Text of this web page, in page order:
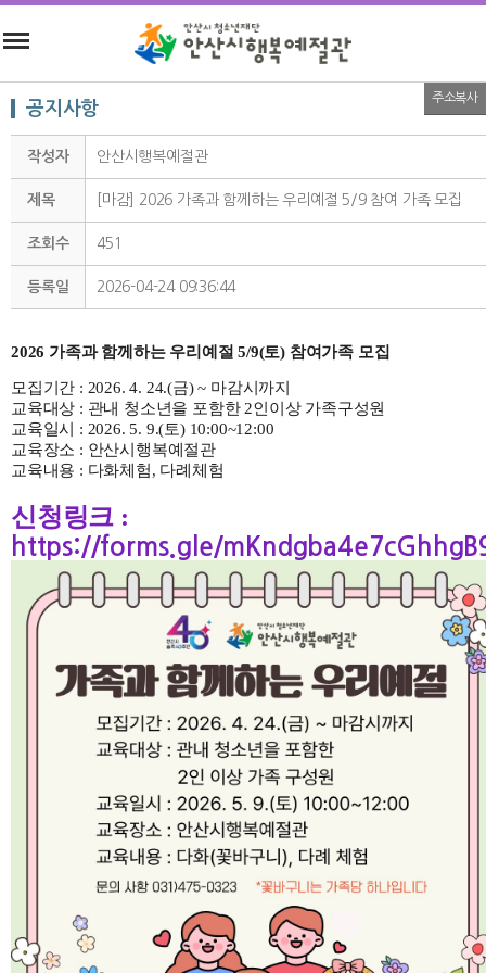
공지사항
주소복사
작성자 안산시행복예절관
제목 [마감] 2026 가족과 함께하는 우리예절 5/9 참여 가족 모집
조회수 451
등록일 2026-04-24 09:36:44
2026 가족과 함께하는 우리예절 5/9(토) 참여가족 모집
모집기간 : 2026. 4. 24.(금) ~ 마감시까지
교육대상 : 관내 청소년을 포함한 2인이상 가족구성원
교육일시 : 2026. 5. 9.(토) 10:00~12:00
교육장소 : 안산시행복예절관
교육내용 : 다화체험, 다례체험
신청링크 :
https://forms.gle/